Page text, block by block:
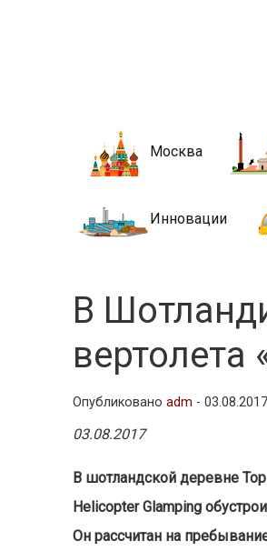
Москва
Инновации
В
вертолета
Опубликованоadm -
03.08.2017
В шотландской деревне
Helicopter Glamping
Он рассчитан на